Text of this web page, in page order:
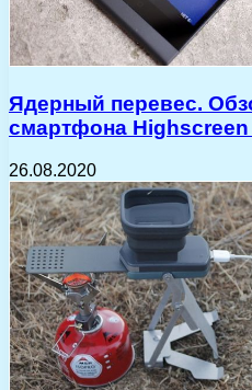
Ядерный перевес.
смартфона
26.08.2020